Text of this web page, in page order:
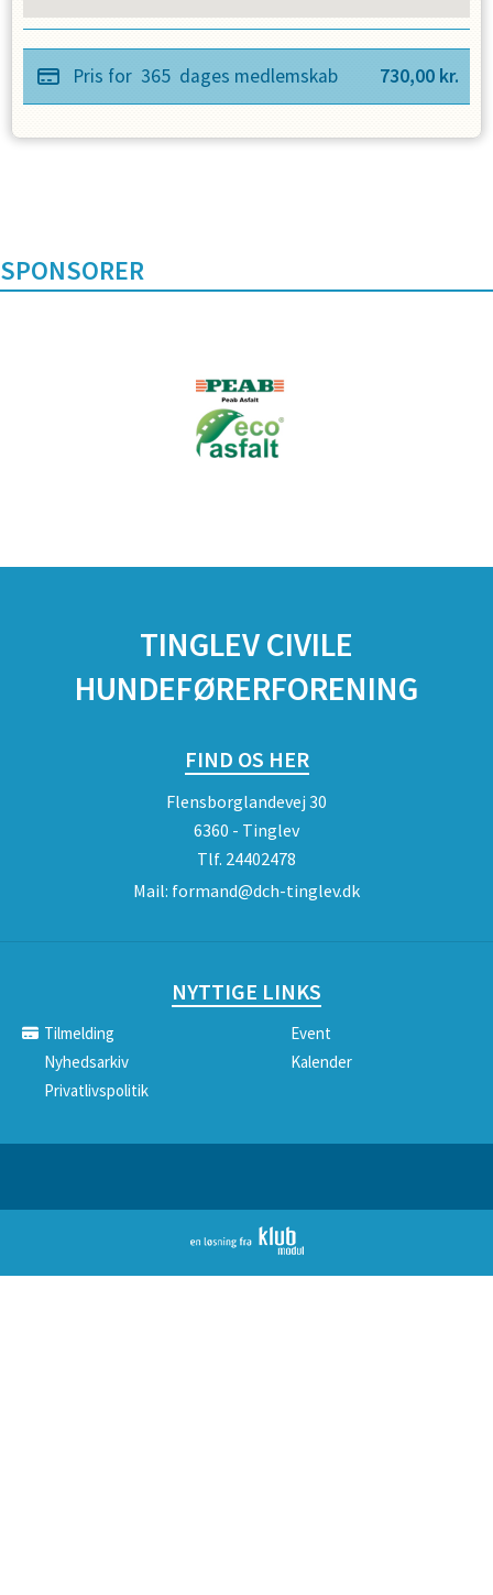
Pris for 365 dages medlemskab 730,00 kr.
SPONSORER
TINGLEV CIVILE
HUNDEFØRERFORENING
FIND OS HER
Flensborglandevej 30
6360 - Tinglev
Tlf. 24402478
Mail: formand@dch-tinglev.dk
NYTTIGE LINKS
Tilmelding
Event
Nyhedsarkiv
Kalender
Privatlivspolitik